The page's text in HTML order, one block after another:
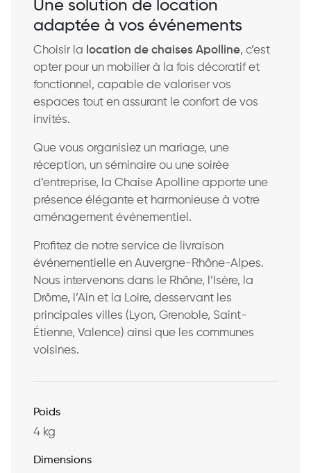
Une solution de location
adaptée à vos événements
Choisir la location de chaises Apolline, c’est
opter pour un mobilier à la fois décoratif et
fonctionnel, capable de valoriser vos
espaces tout en assurant le confort de vos
invités.
Que vous organisiez un mariage, une
réception, un séminaire ou une soirée
d’entreprise, la Chaise Apolline apporte une
présence élégante et harmonieuse à votre
aménagement événementiel.
Profitez de notre service de livraison
événementielle en Auvergne-Rhône-Alpes.
Nous intervenons dans le Rhône, l’Isère, la
Drôme, l’Ain et la Loire, desservant les
principales villes (Lyon, Grenoble, Saint-
Étienne, Valence) ainsi que les communes
voisines.
Poids
4 kg
Dimensions